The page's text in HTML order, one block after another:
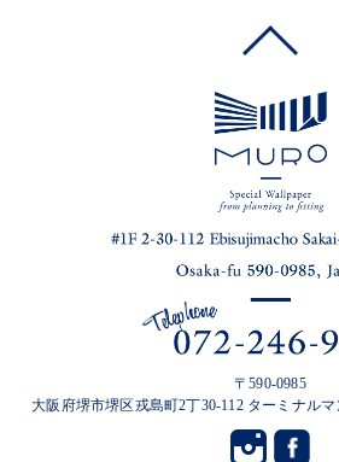
〒590-0985
大阪府堺市堺区戎島町2丁30-112 ターミナル